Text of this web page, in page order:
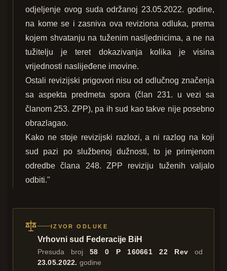
odjeljenje ovog suda održanoj 23.05.2022. godine,
na kome se i zasniva ova reviziona odluka, prema
kojem shvatanju na tuženim nasljednicima, a ne na
tužitelju je teret dokazivanja kolika je visina
vrijednosti naslijeđene imovine.
Ostali revizijski prigovori nisu od odlučnog značenja
sa aspekta predmeta spora (član 231. u vezi sa
članom 253. ZPP), pa ih sud kao takve nije posebno
obrazlagao.
Kako ne stoje revizijski razlozi, a ni razlog na koji
sud pazi po službenoj dužnosti, to je primjenom
odredbe člana 248. ZPP reviziju tuženih valjalo
odbiti."
IZVOR ODLUKE
Vrhovni sud Federacije BiH
Presuda broj 58 0 P 160661 22 Rev od
23.05.2022. godine